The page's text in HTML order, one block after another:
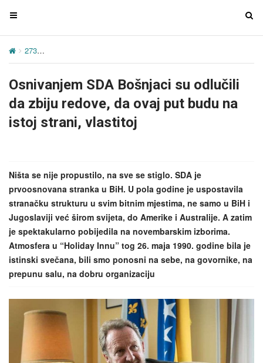
T
g
e
n
v
a
i
o
n
T
i
273
Osnivanjem SDA Bošnjaci su odlučili
da zbiju redove, da ovaj put budu na
istoj strani, vlastitoj
Ništa se nije propustilo, na sve se stiglo. SDA je
prvoosnovana stranka u BiH. U pola godine je uspostavila
stranačku strukturu u svim bitnim mjestima, ne samo u BiH i
Jugoslaviji već širom svijeta, do Amerike i Australije. A zatim
je spektakularno pobijedila na novembarskim izborima.
Atmosfera u “Holiday Innu” tog 26. maja 1990. godine bila je
istinski svečana, bili smo ponosni na sebe, na govornike, na
prepunu salu, na dobru organizaciju